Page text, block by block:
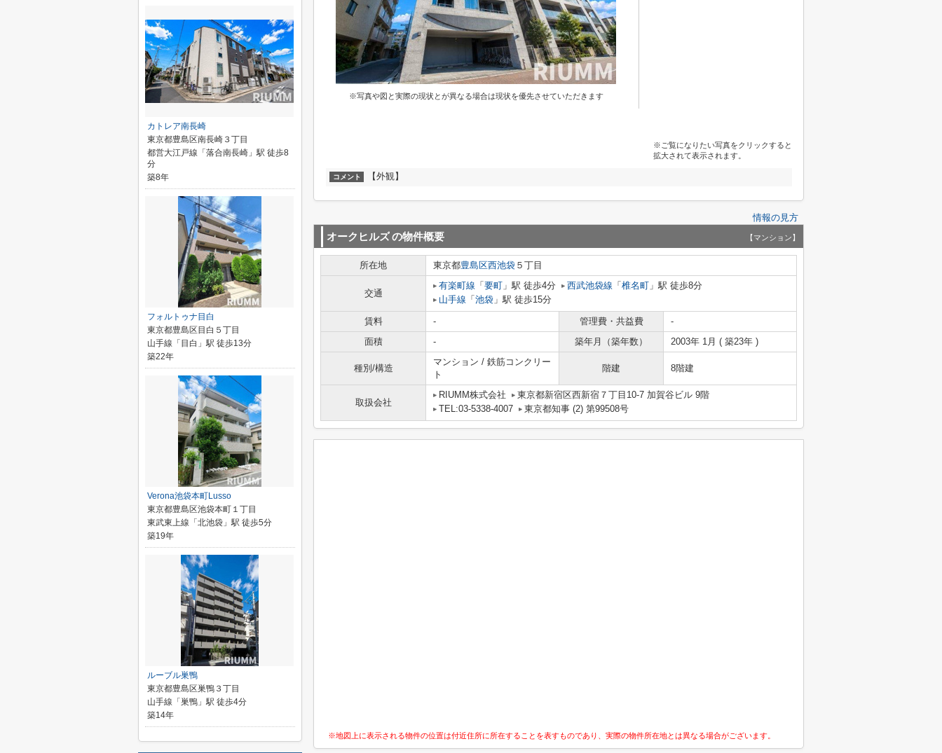
※写真や図と実際の現状とが異なる場合は現状を優先させていただきます
※ご覧になりたい写真をクリックすると
拡大されて表示されます。
コメント 【外観】
情報の見方
オークヒルズの物件概要 【マンション】
所在地 東京都豊島区西池袋 ５丁目
交通
有楽町線 「 要町 」駅 徒歩4分 西武池袋線 「 椎名町 」駅 徒歩8分
山手線 「 池袋 」駅 徒歩15分
賃料 - 管理費・共益費
-
面積
- 築年月（築年数） 2003年 1月 ( 築23年 )
種別/構造
マンション / 鉄筋コンクリー
ト
階建 8階建
取扱会社
RIUMM株式会社
東京都新宿区西新宿７丁目10-7 加賀谷ビル 9階
TEL:03-5338-4007
東京都知事 (2) 第99508号
※地図上に表示される物件の位置は付近住所に所在することを表すものであり、実際の物件所在地とは異なる場合がございます。
カトレア南長崎
東京都豊島区南長崎３丁目
都営大江戸線「落合南長崎」駅 徒歩8
分
築8年
フォルトゥナ目白
東京都豊島区目白５丁目
山手線「目白」駅 徒歩13分
築22年
Verona池袋本町Lusso
東京都豊島区池袋本町１丁目
東武東上線「北池袋」駅 徒歩5分
築19年
ルーブル巣鴨
東京都豊島区巣鴨３丁目
山手線「巣鴨」駅 徒歩4分
築14年